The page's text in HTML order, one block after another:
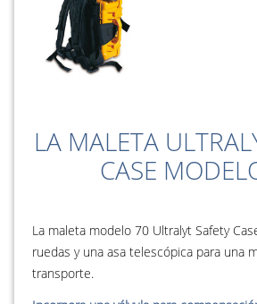
LA MALETA
CASE
La maleta modelo 70 Ultralyt Safety
ruedas y una asa telescópica para una
transporte.